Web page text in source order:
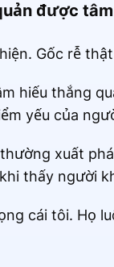
được tâm
Gốc rễ
hiếu thắng
yếu của
xuất
thấy người
cái tôi. Họ